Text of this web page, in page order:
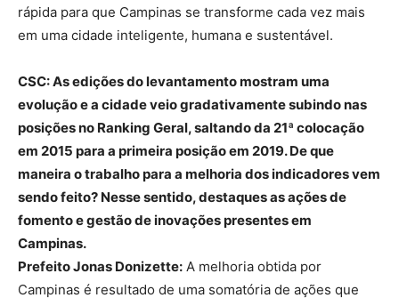
rápida para que Campinas se transforme cada vez mais
em uma cidade inteligente, humana e sustentável.
CSC: As edições do levantamento mostram uma
evolução e a cidade veio gradativamente subindo nas
posições no Ranking Geral, saltando da 21ª colocação
em 2015 para a primeira posição em 2019. De que
maneira o trabalho para a melhoria dos indicadores vem
sendo feito? Nesse sentido, destaques as ações de
fomento e gestão de inovações presentes em
Campinas.
Prefeito Jonas Donizette: A melhoria obtida por
Campinas é resultado de uma somatória de ações que